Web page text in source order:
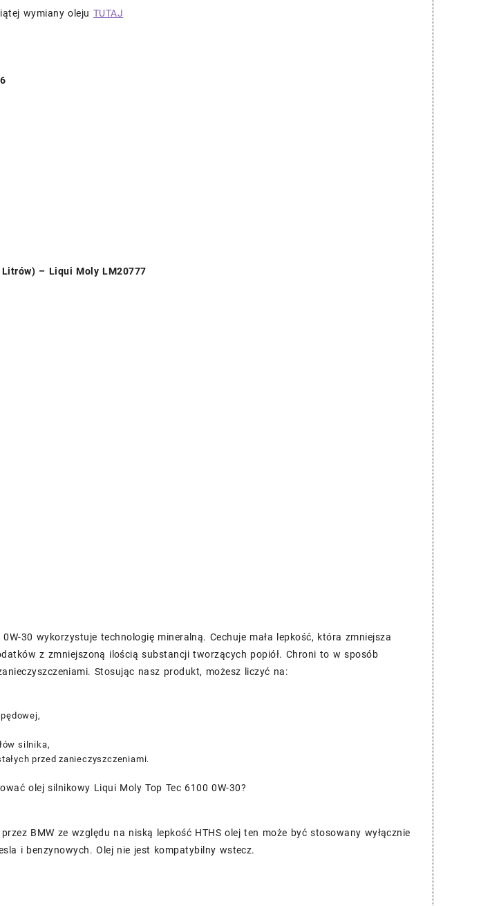
wymiany oleju TUTAJ
– Liqui Moly LM20777
30 wykorzystuje technologię mineralną. Cechuje mała lepkość, która zmniejsza
z zmniejszoną ilością substancji tworzących popiół. Chroni to w sposób
Stosując nasz produkt, możesz liczyć na:
silnika,
przed zanieczyszczeniami.
olej silnikowy Liqui Moly Top Tec 6100 0W-30?
BMW ze względu na niską lepkość HTHS olej ten może być stosowany wyłącznie
i benzynowych. Olej nie jest kompatybilny wstecz.